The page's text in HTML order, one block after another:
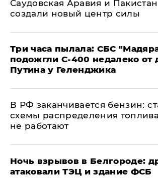
Саудовская Аравия и Пакистан
создали новый центр силы
Три часа пылала: СБС
подожгли С-400 недалеко от
Путина у Геленджика
​В РФ заканчивается бензин:
схемы распределения
не работают
​Ночь взрывов в Белгороде:
атаковали ТЭЦ и здание ФСБ